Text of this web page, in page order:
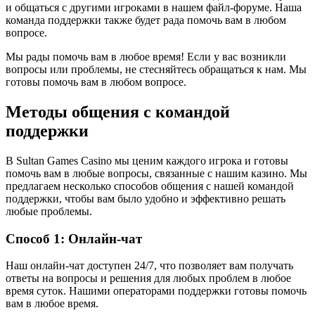
и общаться с другими игроками в нашем файл-форуме. Наша
команда поддержки также будет рада помочь вам в любом
вопросе.
Мы рады помочь вам в любое время! Если у вас возникли
вопросы или проблемы, не стесняйтесь обращаться к нам. Мы
готовы помочь вам в любом вопросе.
Методы общения с командой
поддержки
В Sultan Games Casino мы ценим каждого игрока и готовы
помочь вам в любые вопросы, связанные с нашим казино. Мы
предлагаем несколько способов общения с нашей командой
поддержки, чтобы вам было удобно и эффективно решать
любые проблемы.
Способ 1: Онлайн-чат
Наш онлайн-чат доступен 24/7, что позволяет вам получать
ответы на вопросы и решения для любых проблем в любое
время суток. Нашими операторами поддержки готовы помочь
вам в любое время.